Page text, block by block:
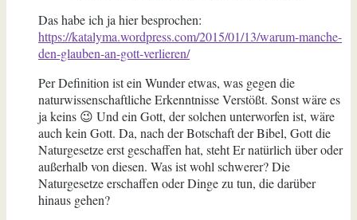
Das habe ich ja hier besprochen:
https://katalyma.wordpress.com/2015/01/13/warum-manche-
den-glauben-an-gott-verlieren/
Per Definition ist ein Wunder etwas, was gegen die
naturwissenschaftliche Erkenntnisse Verstößt. Sonst wäre es
ja keins 😉 Und ein Gott, der solchen unterworfen ist, wäre
auch kein Gott. Da, nach der Botschaft der Bibel, Gott die
Naturgesetze erst geschaffen hat, steht Er natürlich über oder
außerhalb von diesen. Was ist wohl schwerer? Die
Naturgesetze erschaffen oder Dinge zu tun, die darüber
hinaus gehen?